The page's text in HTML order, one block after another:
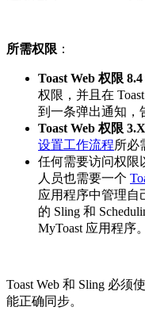
所需权限 ：
Toast Web 权限
权限，并且在
到一条弹出通知，
Toast Web 权限
设置工作流程所必
任何需要访问权限
人员也需要一个
应用程序中管理自
的 Sling 和
MyToast 应用程序。
Toast Web 和 Sling 必
能正确同步。